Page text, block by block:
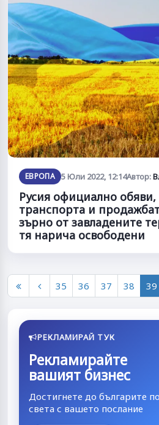
ЕВРОПА 5 Юли 2022, 12:14Автор:
Русия официално обяви,
транспорта и
зърно от завладените
тя нарича освободени
35 36 37 38 39
РЕКЛАМИРАЙ ТУК
Рекламирайте
вашият бизнес
Достигнете до българите по
света с вашето послание